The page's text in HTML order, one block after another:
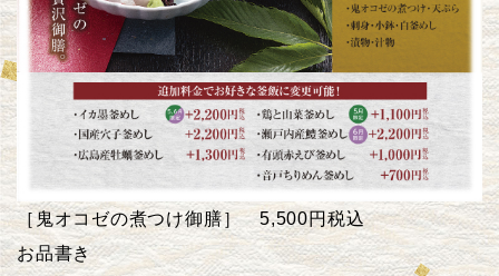
［鬼オコゼの煮つけ御膳］ 5,500円税込
お品書き